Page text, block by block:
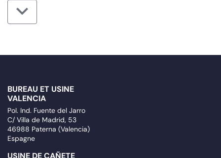
BUREAU ET USINE
VALENCIA
Pol. Ind. Fuente del Jarro
C/ Villa de Madrid, 53
46988 Paterna (Valencia)
Espagne
USINE DE CAÑETE